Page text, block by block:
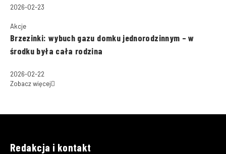
2026-02-23
Akcje
Brzezinki: wybuch gazu domku jednorodzinnym – w
środku była cała rodzina
2026-02-22
Zobacz więcej
Redakcja i kontakt